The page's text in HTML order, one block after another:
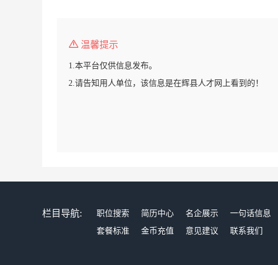
温馨提示
1.本平台仅供信息发布。
2.请告知用人单位，该信息是在辉县人才网上看到的！
栏目导航: 职位搜索 简历中心 名企展示 一句话信息
套餐标准
金币充值 意见建议 联系我们